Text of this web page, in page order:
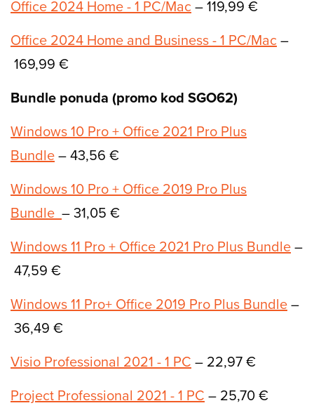
Office 2024 Home - 1 PC/Mac – 119,99 €
Office 2024 Home and Business - 1 PC/Mac –
169,99 €
Bundle ponuda (promo kod SGO62)
Windows 10 Pro + Office 2021 Pro Plus
Bundle– 43,56 €
Windows 10 Pro + Office 2019 Pro Plus
Bundle – 31,05 €
Windows 11 Pro + Office 2021 Pro Plus Bundle–
47,59 €
Windows 11 Pro+ Office 2019 Pro Plus Bundle–
36,49 €
Visio Professional 2021 - 1 PC – 22,97 €
Project Professional 2021 - 1 PC – 25,70 €